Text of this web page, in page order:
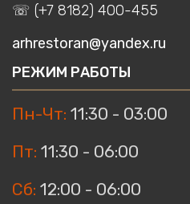
☏ (+7 8182) 400-455
arhrestoran@yandex.ru
РЕЖИМ РАБОТЫ
Пн-Чт: 11:30 - 03:00
Пт: 11:30 - 06:00
Сб: 12:00 - 06:00